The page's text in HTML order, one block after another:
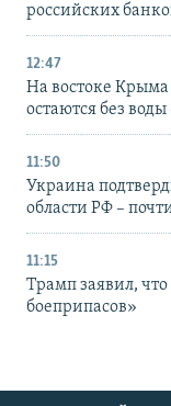
российских
12:47
На востоке Крыма
остаются без
11:50
Украина
области РФ –
11:15
Трамп заявил,
боеприпасов»